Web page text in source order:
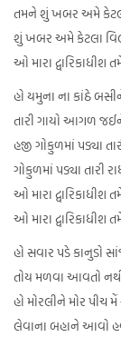
તમને શું ખબર અમે
શું ખબર અમે કેટલા
ઓ મારા દ્વારિકાધીશ
હો યમુના ના કાંઠે
તારી ગાયો આગળ
હજી ગોકુળમાં પડ્યા
ગોકુળમાં પડ્યા તારી
ઓ મારા દ્વારિકાધીશ
ઓ મારા દ્વારિકાધીશ
હો સવાર પડે કાનુડો
તોય મળવા આવતો
હો મોરલીને મોર પીચ
લેવાના બહાને આવો